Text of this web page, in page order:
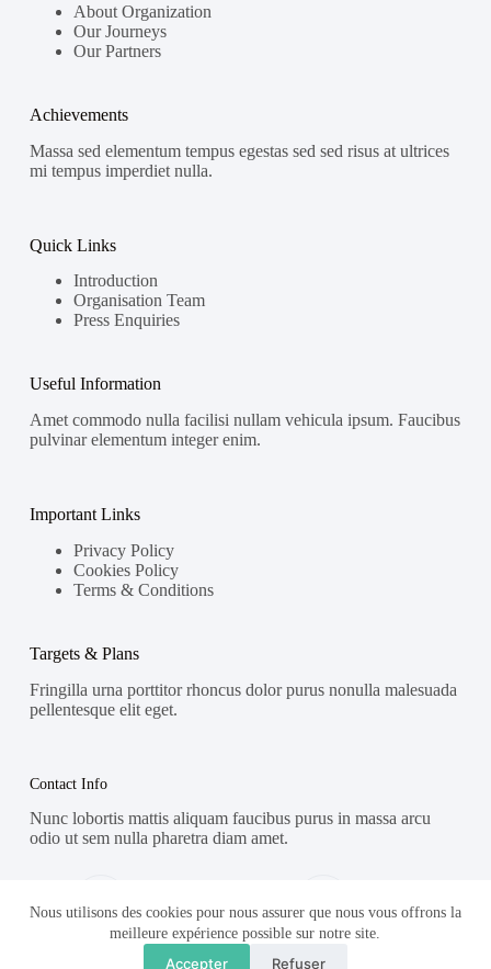
Nous utilisons des cookies pour nous assurer que nous vous offrons la
meilleure expérience possible sur notre site.
Accepter Refuser
About Organization
Our Journeys
Our Partners
Achievements
Massa sed elementum tempus egestas sed sed risus at ultrices
mi tempus imperdiet nulla.
Quick Links
Introduction
Organisation Team
Press Enquiries
Useful Information
Amet commodo nulla facilisi nullam vehicula ipsum. Faucibus
pulvinar elementum integer enim.
Important Links
Privacy Policy
Cookies Policy
Terms & Conditions
Targets & Plans
Fringilla urna porttitor rhoncus dolor purus nonulla malesuada
pellentesque elit eget.
Contact Info
Nunc lobortis mattis aliquam faucibus purus in massa arcu
odio ut sem nulla pharetra diam amet.
Street Name, NY 38954
578-393-4937
Mobile: